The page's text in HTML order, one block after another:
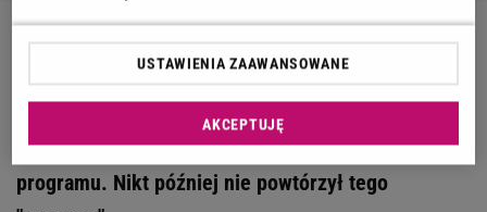
Zobacz wideoRekordy polskiej telewizji. "Wielka gra"
była nadawana 44 lata. Co z "Familiadą"?
"Familiada". Ten gracz zapisał się w historii
programu. Nikt później nie powtórzył tego
USTAWIENIA ZAAWANSOWANE
AKCEPTUJĘ